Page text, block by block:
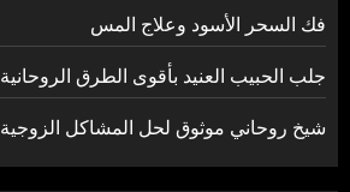
فك السحر الأسود وعلاج المس
جلب الحبيب العنيد بأقوى الطرق الروحانية
شيخ روحاني موثوق لحل المشاكل الزوجية